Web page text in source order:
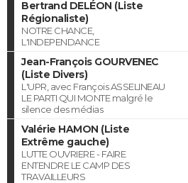
Bertrand DELÉON (Liste
Régionaliste)
NOTRE CHANCE,
L'INDEPENDANCE
Jean-François GOURVENEC
(Liste Divers)
L'UPR, avec François ASSELINEAU
LE PARTI QUI MONTE malgré le
silence des médias
Valérie HAMON (Liste
Extrême gauche)
LUTTE OUVRIERE - FAIRE
ENTENDRE LE CAMP DES
TRAVAILLEURS